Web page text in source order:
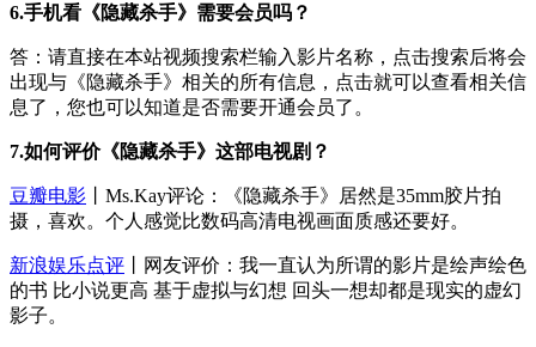
6.手机看《隐藏杀手》需要会员吗？
答：请直接在本站视频搜索栏输入影片名称，点击搜索后将会
出现与《隐藏杀手》相关的所有信息，点击就可以查看相关信
息了，您也可以知道是否需要开通会员了。
7.如何评价《隐藏杀手》这部电视剧？
豆瓣电影 丨Ms.Kay评论：《隐藏杀手》居然是35mm胶片拍
摄，喜欢。个人感觉比数码高清电视画面质感还要好。
新浪娱乐点评 丨网友评价：我一直认为所谓的影片是绘声绘色
的书 比小说更高 基于虚拟与幻想 回头一想却都是现实的虚幻
影子。